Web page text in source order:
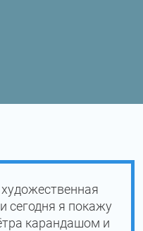
сегодня я покажу
карандашом и